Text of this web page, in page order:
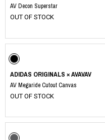
AV Decon Superstar
OUT OF STOCK
ADIDAS ORIGINALS × AVAVAV
AV Megaride Cutout Canvas
OUT OF STOCK